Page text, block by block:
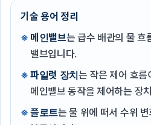
기술 용어 정리
메인밸브는 급수 배관의 물 흐
밸브입니다.
파일럿 장치는 작은 제어 흐름
메인밸브 동작을 제어하는 장
플로트는 물 위에 떠서 수위